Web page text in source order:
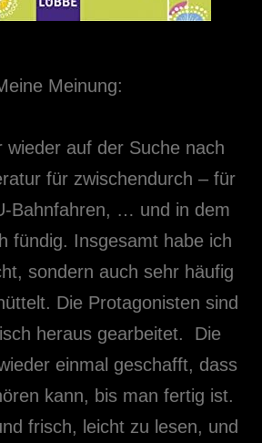
Meinung:
wieder auf der Suche nach
für zwischendurch – für
Bahnfahren, … und in dem
fündig. Insgesamt habe ich
sondern auch sehr häufig
Die Protagonisten sind
heraus gearbeitet. Die
einmal geschafft, dass
kann, bis man fertig ist.
frisch, leicht zu lesen, und